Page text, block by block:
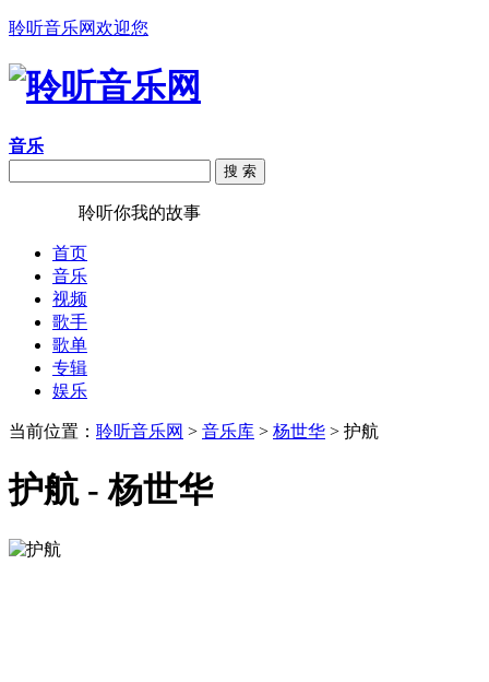
聆听音乐网欢迎您
音乐
搜 索
聆听你我的故事
首页
音乐
视频
歌手
歌单
专辑
娱乐
当前位置： 聆听音乐网 > 音乐库 > 杨世华 > 护航
护航 - 杨世华